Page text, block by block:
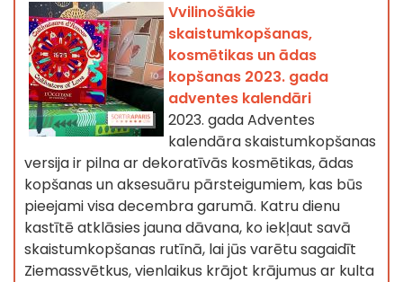
Vvilinošākie
skaistumkopšanas,
kosmētikas un ādas
kopšanas 2023. gada
adventes kalendāri
2023. gada Adventes
kalendāra skaistumkopšanas
versija ir pilna ar dekoratīvās kosmētikas, ādas
kopšanas un aksesuāru pārsteigumiem, kas būs
pieejami visa decembra garumā. Katru dienu
kastītē atklāsies jauna dāvana, ko iekļaut savā
skaistumkopšanas rutīnā, lai jūs varētu sagaidīt
Ziemassvētkus, vienlaikus krājot krājumus ar kulta